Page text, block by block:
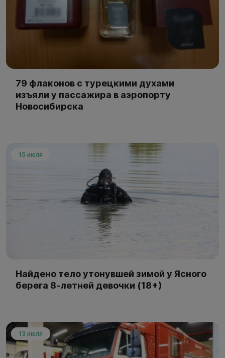
79 флаконов с турецкими духами
изъяли у пассажира в аэропорту
Новосибирска
15 июля
Найдено тело утонувшей зимой у Ясного
берега 8-летней девочки (18+)
13 июля